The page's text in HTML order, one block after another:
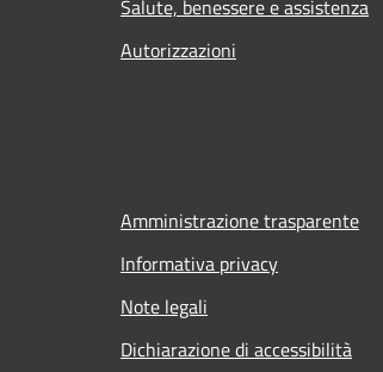
Salute, benessere e assistenza
Autorizzazioni
Amministrazione trasparente
Informativa privacy
Note legali
Dichiarazione di accessibilità